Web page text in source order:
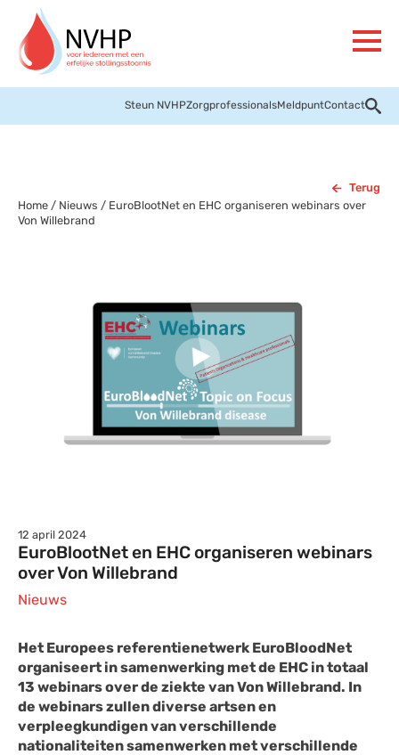
Steun NVHPZorgprofessionalsMeldpuntContact
Terug
Home / Nieuws / EuroBlootNet en EHC organiseren webinars over
Von Willebrand
12 april 2024
EuroBlootNet en EHC organiseren webinars
over Von Willebrand
Nieuws
Het Europees referentienetwerk EuroBloodNet
organiseert in samenwerking met de EHC in totaal
13 webinars over de ziekte van Von Willebrand. In
de webinars zullen diverse artsen en
verpleegkundigen van verschillende
nationaliteiten samenwerken met verschillende